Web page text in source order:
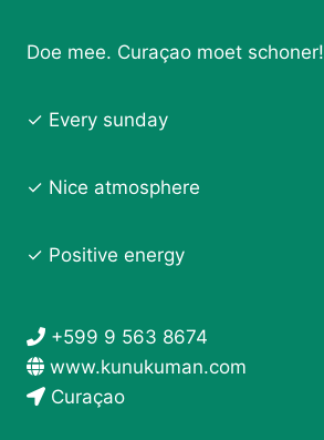
Doe mee. Curaçao moet schoner!
✓ Every sunday
✓ Nice atmosphere
✓ Positive energy
+599 9 563 8674
www.kunukuman.com
Curaçao